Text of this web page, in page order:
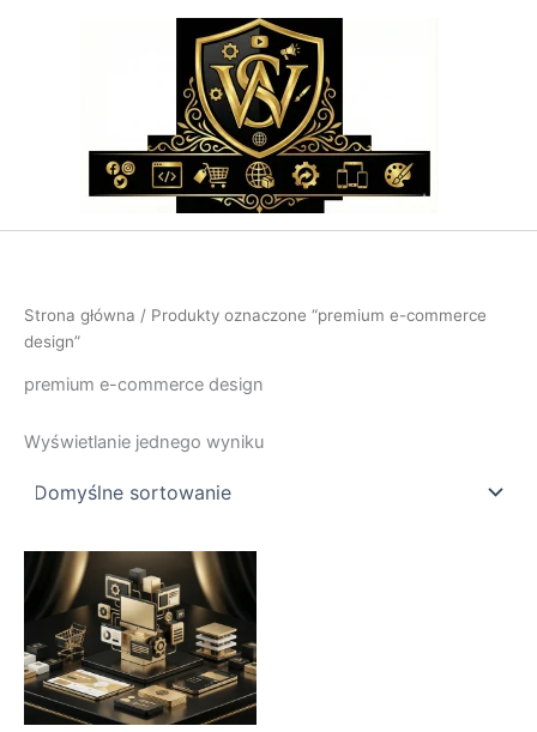
Strona główna / Produkty oznaczone “premium e-commerce
design”
premium e-commerce design
Wyświetlanie jednego wyniku